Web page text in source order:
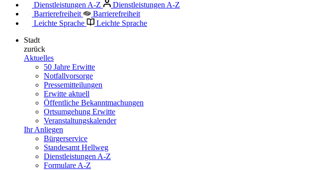
Dienstleistungen A-Z
Dienstleistungen A-Z
Barrierefreiheit
Barrierefreiheit
Leichte Sprache
Leichte Sprache
Stadt
zurück
Aktuelles
50 Jahre Erwitte
Notfallvorsorge
Pressemitteilungen
Erwitte aktuell
Öffentliche Bekanntmachungen
Ortsumgehung Erwitte
Veranstaltungskalender
Ihr Anliegen
Bürgerservice
Standesamt Hellweg
Dienstleistungen A-Z
Formulare A-Z